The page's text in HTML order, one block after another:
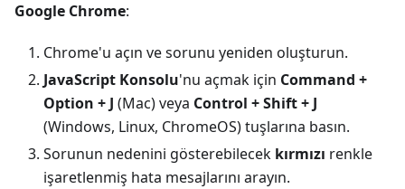
Google Chrome:
Chrome'u açın ve sorunu yeniden oluşturun.
JavaScript Konsolu'nu açmak için Command +
Option + J (Mac) veya Control + Shift + J
(Windows, Linux, ChromeOS) tuşlarına basın.
Sorunun nedenini gösterebilecek kırmızı renkle
işaretlenmiş hata mesajlarını arayın.